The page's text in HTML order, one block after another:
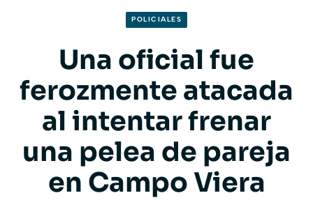
POLICIALES
Una oficial fue
ferozmente atacada
al intentar frenar
una pelea de pareja
en Campo Viera